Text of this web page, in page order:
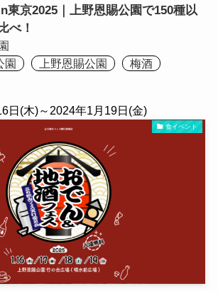
東京2025｜上野恩賜公園で150種以
べ！
園 上野恩賜公園 梅酒
日(木)～2024年1月19日(金)
食イベント